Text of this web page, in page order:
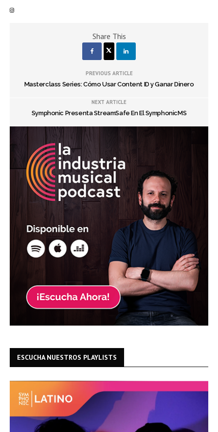
Share This
PREVIOUS ARTICLE
Masterclass Series: Cómo Usar Content ID y Ganar Dinero
NEXT ARTICLE
Symphonic Presenta StreamSafe En El SymphonicMS
ESCUCHA NUESTROS PLAYLISTS